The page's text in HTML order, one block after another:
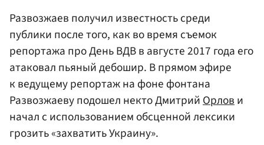
Развозжаев получил известность среди
публики после того, как во время съемок
репортажа про День ВДВ в августе 2017 года его
атаковал пьяный дебошир. В прямом эфире
к ведущему репортаж на фоне фонтана
Развозжаеву подошел некто ДмитрийОрлови
начал с использованием обсценной лексики
грозить «захватить Украину».